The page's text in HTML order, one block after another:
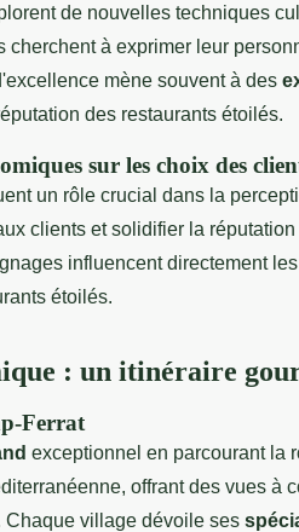
de nouvelles techniques
cherchent à exprimer leur
mène souvent à des
des restaurants étoilés.
sur les choix des
un rôle crucial dans la
clients et solidifier la
influencent directement
étoilés.
: un itinéraire
Ferrat
exceptionnel en parcourant la
offrant des vues à
Chaque village dévoile ses